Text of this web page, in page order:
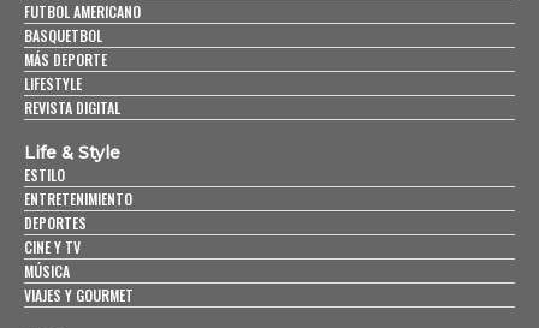
FUTBOL AMERICANO
BASQUETBOL
MÁS DEPORTE
LIFESTYLE
REVISTA DIGITAL
Life & Style
ESTILO
ENTRETENIMIENTO
DEPORTES
CINE Y TV
MÚSICA
VIAJES Y GOURMET